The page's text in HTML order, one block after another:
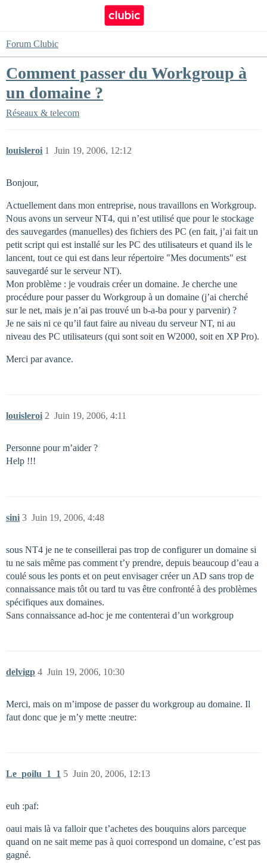
Forum Clubic
Comment passer du Workgroup à
un domaine ?
Réseaux & telecom
louisleroi Juin 19, 2006, 12:12
1
Bonjour,
Actuellement dans mon entreprise, nous travaillons en Workgroup.
Nous avons un serveur NT4, qui n’est utilisé que pour le stockage
des sauvegardes (manuelles) des fichiers des PC (en fait, j’ai fait un
petit script qui est installé sur les PC des utilisateurs et quand ils le
lancent, tout ce qui est dans leur répertoire "Mes documents" est
sauvegardé sur le serveur NT).
Mon problème : je voudrais créer un domaine. Je cherche une
procédure pour passer du Workgroup à un domaine (j’ai cherché
sur le net, mais je n’ai pas trouvé un b-a-ba pour y parvenir) ?
Je ne sais ni ce qu’il faut faire au niveau du serveur NT, ni au
niveau des PC utilisateurs (qui sont soit en W2000, soit en XP Pro).
Merci par avance.
louisleroi Juin 19, 2006, 4:11
2
Personne pour m’aider ?
Help !!!
sini Juin 19, 2006, 4:48
3
sous NT4 je ne te conseillerai pas trop de configurer un domaine si
tu ne sais même pas comment t’y prendre, depuis beaucoup d’eau a
coulé sous les ponts et on peut envisager créer un AD sans trop de
connaissance mais tôt ou tard tu vas être confronté à des problèmes
spécifiques aux domaines.
Sans connaissance ad-hoc je me contenterai d’un workgroup
delvigp Juin 19, 2006, 10:30
4
Merci, mais on m’impose de passer du workgroup au domaine. Il
faut donc que je m’y mette :neutre:
Le_poilu_1_1 Juin 20, 2006, 12:13
5
euh :paf:
oaui mais là va falloir que t’achetes des bouquins alors parceque
quand on ne sait meme pas à quoi correspond un domaine, c’est pas
gagné.